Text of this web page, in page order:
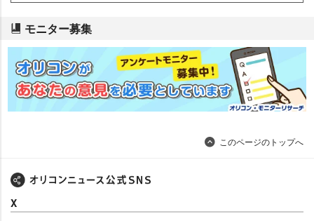
モニター募集
このページのトップへ
X